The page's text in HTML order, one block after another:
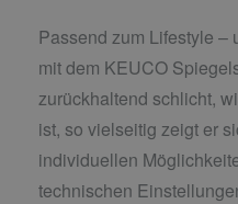
Passend zum Lifestyle –
mit dem KEUCO
zurückhaltend schlicht,
ist, so vielseitig zeigt er
individuellen
technischen